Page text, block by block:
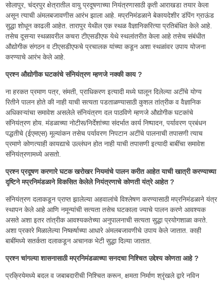
सोलापुर, चंद्रपुर क्षेत्रातील वायु प्रदूषणाच्या नियंत्रणासाठी कृती आराखडा तयार केला
असून त्याची अंमलबजावणीस आरंभ झाला आहे. मप्रनिमंडळाने बेकायदेशीर डंपिंग ग्राऊंड
सुद्धा शोधून काढली आहेत. तारापुर येथील एक स्थळ वैज्ञानिकरित्या प्रतिबंधित केले आहे.
तसेच दूसऱ्या स्थळावरील कचरा टीएसडीएफ येथे स्थलांतरीत केला आहे तसेच संबंधीत
औद्योगीक संगठन व टीएसडीएफचे प्रचालक यांच्या कडून अशा स्थळांवर उपाय योजना
करण्याचे आरंभ केले आहे.
प्रश्न औद्योगीक घटकांचे संनियंत्रण म्हणजे नक्की काय ?
ना हरकत प्रमाण पत्र, संमती, प्राधिकरण इत्यादी मध्ये घालून दिलेल्या अटींचे योग्य
रितीने पालन होते की नाही याची सत्यता पडताळण्यासाठी कुशल तांत्रीक व वैज्ञानिक
अधिकाऱ्यांचा समावेश असलेले संनियंत्रण दल पाठविणे म्हणजे औद्योगीक घटकांचे
संनियंत्रण होय. मंडळाच्या नोटीस/निर्देशांच्या संदर्भात कार्य निष्पादन, पर्यावरण प्रबंधन
पद्धतीचे (ईएमएस) मूल्यांकन तसेच पर्यावरण निपटान अटींचे पालनाची तपासणी त्याच
प्रमाणे कोणत्याही कायद्याचे उल्लंघन होत नाही याची तपासणी इत्यादी बाबींचा समावेश
संनियंत्रणामध्ये असतो.
प्रश्न प्रदूषण करणारे घटक खरोखर नियमांचे पालन करीत आहेत याची खात्री करण्याच्या
दृष्टिने मप्रनिमंडळाने विकसित केलेले नियंत्रणाचे कोणती यंत्रे आहेत ?
संनियंत्रण दलाकडून प्राप्त झालेल्या अहवालांचे विश्लेषण करण्यासाठी मप्रनिमंडळाने यंत्र
स्थापन केले आहे आणि नमून्यांची सत्यता तसेच घटकाला ज्याचे पालन करणे आवश्यक
असते अशा इतर तांत्रीक आवश्यकतेच्या अनुपालनाची सत्यता सुद्धा प्रयोगशाळा करते.
अशा प्रकारे मिळालेल्या निष्कर्षाच्या आधारे अंमलबजावणीचे उपाय केले जातात. काही
बाबींमध्ये सतर्कता दलाकडून अचानक भेटी सुद्धा दिल्या जातात.
प्रश्न चांगल्या शासनासाठी मप्रनिमंडळाच्या सनदचा निश्चित उद्देश्य कोणता आहे ?
प्रक्रियेमध्ये बदल व जबाबदारीची निश्चित करून, क्षमता निर्माण श्रृंखले द्वारे नविन